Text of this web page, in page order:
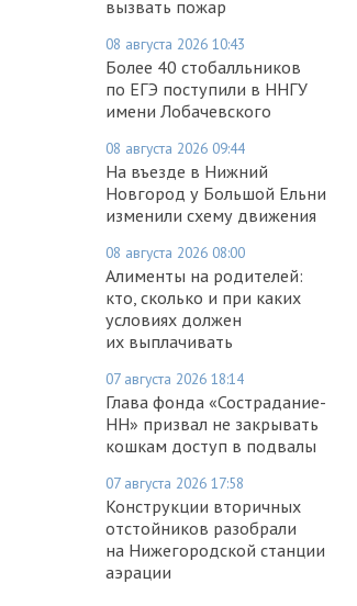
вызвать пожар
08 августа 2026 10:43
Более 40 стобалльников
по ЕГЭ поступили в ННГУ
имени Лобачевского
08 августа 2026 09:44
На въезде в Нижний
Новгород у Большой Ельни
изменили схему движения
08 августа 2026 08:00
Алименты на родителей:
кто, сколько и при каких
условиях должен
их выплачивать
07 августа 2026 18:14
Глава фонда «Сострадание-
НН» призвал не закрывать
кошкам доступ в подвалы
07 августа 2026 17:58
Конструкции вторичных
отстойников разобрали
на Нижегородской станции
аэрации